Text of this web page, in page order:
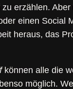
erzählen.
einen Social
heraus, das
können alle die
möglich.